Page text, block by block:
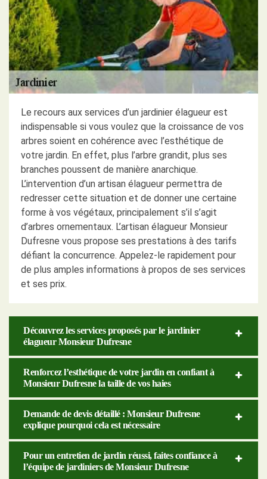
Le recours aux services d’un jardinier élagueur est
indispensable si vous voulez que la croissance de vos
arbres soient en cohérence avec l’esthétique de
votre jardin. En effet, plus l’arbre grandit, plus ses
branches poussent de manière anarchique.
L’intervention d’un artisan élagueur permettra de
redresser cette situation et de donner une certaine
forme à vos végétaux, principalement s’il s’agit
d’arbres ornementaux. L’artisan élagueur Monsieur
Dufresne vous propose ses prestations à des tarifs
défiant la concurrence. Appelez-le rapidement pour
de plus amples informations à propos de ses services
et ses prix.
Découvrez les services proposés par le jardinier
élagueur Monsieur Dufresne
Renforcez l’esthétique de votre jardin en confiant à
Monsieur Dufresne la taille de vos haies
Demande de devis détaillé : Monsieur Dufresne
explique pourquoi cela est nécessaire
Pour un entretien de jardin réussi, faites confiance à
l’équipe de jardiniers de Monsieur Dufresne